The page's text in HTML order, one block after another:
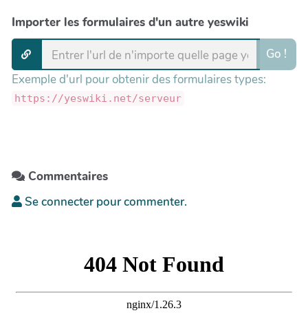
Importer les formulaires d'un autre yeswiki
Go !
Exemple d'url pour obtenir des formulaires types:
https://yeswiki.net/serveur
Commentaires
Se connecter pour commenter.